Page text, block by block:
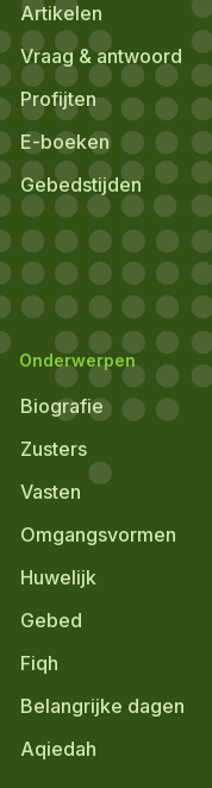
Artikelen
Vraag & antwoord
Profijten
E-boeken
Gebedstijden
Onderwerpen
Biografie
Zusters
Vasten
Omgangsvormen
Huwelijk
Gebed
Fiqh
Belangrijke dagen
Aqiedah